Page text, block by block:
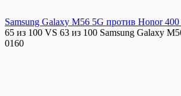
Samsung Galaxy M56 5G против Honor
65 из 100 VS 63 из 100 Samsung Galaxy
0160